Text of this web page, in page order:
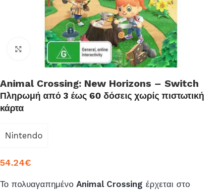
Click to enlarge
Animal Crossing: New Horizons – Switch
Πληρωμή από 3 έως 60 δόσεις χωρίς πιστωτική
κάρτα
Nintendo
54.24€
Το πολυαγαπημένο Animal Crossing έρχεται στο